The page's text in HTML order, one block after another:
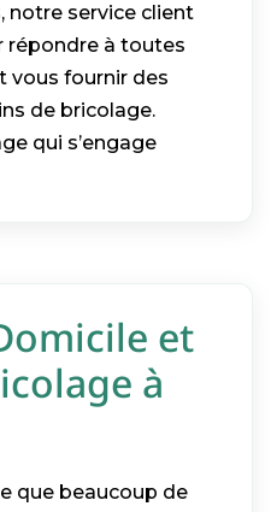
notre service client
répondre à toutes
vous fournir des
de bricolage.
qui s’engage
et
à
que beaucoup de